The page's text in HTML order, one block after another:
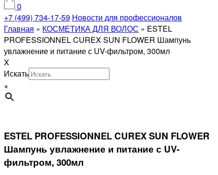
0
+7 (499) 734-17-59 Новости для профессионалов
Главная » КОСМЕТИКА ДЛЯ ВОЛОС » ESTEL
PROFESSIONNEL CUREX SUN FLOWER Шампунь
увлажнение и питание с UV-фильтром, 300мл
X
Искать
×
ESTEL PROFESSIONNEL CUREX SUN FLOWER
Шампунь увлажнение и питание с UV-
фильтром, 300мл